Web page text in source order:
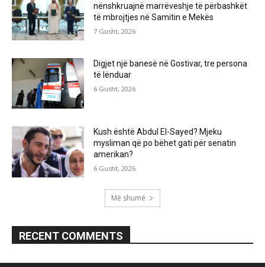
nënshkruajnë marrëveshje të përbashkët
të mbrojtjes në Samitin e Mekës
7 Gusht, 2026
Digjet një banesë në Gostivar, tre persona
të lënduar
6 Gusht, 2026
Kush është Abdul El-Sayed? Mjeku
mysliman që po bëhet gati për senatin
amerikan?
6 Gusht, 2026
Më shumë
RECENT COMMENTS